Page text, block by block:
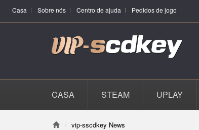
Casa Sobre nós Centro de ajuda Pedidos de jogo
CASA STEAM UPLAY
vip-sscdkey News